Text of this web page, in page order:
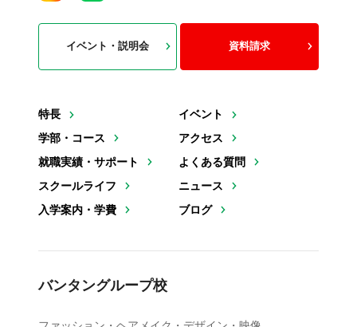
特長
学部・コース
就職実績・サポート
スクールライフ
入学案内・学費
イベント
アクセス
よくある質問
ニュース
ブログ
イベント・説明会 資料請求
バンタングループ校